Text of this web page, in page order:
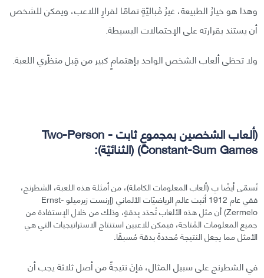
وهذا هو خيارُ الطبيعة، غيرُ مُباليّةٍ تمامًا لقرارِ اللاعب، ويمكن للشخص
أن يستند بقرارته على الإحتمالات البسيطة.
ولا تحظى ألعاب الشخص الواحد بإهتمامٍ كبير من قِبل منظّري اللعبة.
(ألعاب الشخصين بمجموعٍ ثابت - Two-Person
Constant-Sum Games) (الثنائيّة):
تُسمّى أيضًا بِ (ألعاب المعلومات الكاملة)، من أمثلة هذه اللعبة، الشطرنج،
ففي عام 1912 أثبت عالم الرياضيّات الألماني (إرنست زيرميلو -Ernst
Zermelo) أن مثل هذه الألعاب تُحدَد بِدقةٍ، وذلك من خلال الإستفادة من
جميع المعلومات المُتاحة، فيمكن للاعبين استنتاج الاستراتيجيات التي هي
الأمثل مما يجعل النتيجة مُحددةً بدقة مُسبقًا.
في الشطرنج على سبيل المثال، فإنَ نتيجةً من أصل ثلاثة يجب أن